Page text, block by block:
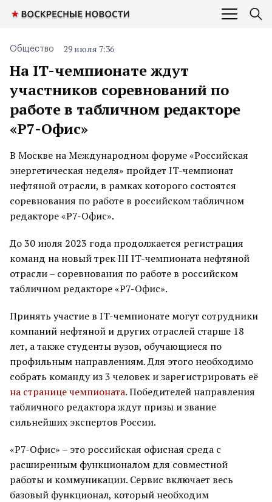
На IT-чемпионате ждут
участников соревнований по
работе в табличном редакторе
«Р7-Офис»
Общество 29 июля 7:36
В Москве на Международном форуме «Российская
энергетическая неделя» пройдет IT-чемпионат
нефтяной отрасли, в рамках которого состоятся
соревнования по работе в российском табличном
редакторе «Р7-Офис».
До 30 июля 2023 года продолжается регистрация
команд на новый трек III IT-чемпионата нефтяной
отрасли – соревнования по работе в российском
табличном редакторе «Р7-Офис».
Принять участие в IT-чемпионате могут сотрудники
компаний нефтяной и других отраслей старше 18
лет, а также студенты вузов, обучающиеся по
профильным направлениям. Для этого необходимо
собрать команду из 3 человек и зарегистрировать её
на странице чемпионата. Победителей направления
табличного редактора ждут призы и звание
сильнейших экспертов России.
«Р7-Офис» – это российская офисная среда с
расширенным функционалом для совместной
работы и коммуникации. Сервис включает весь
базовый функционал, который необходим